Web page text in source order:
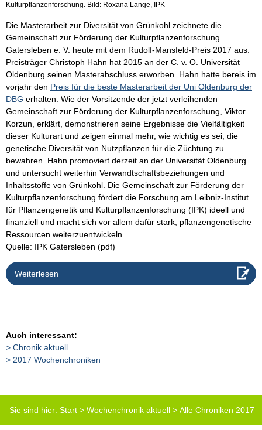
Kulturpflanzenforschung. Bild: Roxana Lange, IPK
Die Masterarbeit zur Diversität von Grünkohl zeichnete die
Gemeinschaft zur Förderung der Kulturpflanzenforschung
Gatersleben e. V. heute mit dem Rudolf-Mansfeld-Preis 2017 aus.
Preisträger Christoph Hahn hat 2015 an der C. v. O. Universität
Oldenburg seinen Masterabschluss erworben. Hahn hatte bereis im
vorjahr den Preis für die beste Masterarbeit der Uni Oldenburg der
DBG erhalten. Wie der Vorsitzende der jetzt verleihenden
Gemeinschaft zur Förderung der Kulturpflanzenforschung, Viktor
Korzun, erklärt, demonstrieren seine Ergebnisse die Vielfältigkeit
dieser Kulturart und zeigen einmal mehr, wie wichtig es sei, die
genetische Diversität von Nutzpflanzen für die Züchtung zu
bewahren. Hahn promoviert derzeit an der Universität Oldenburg
und untersucht weiterhin Verwandtschaftsbeziehungen und
Inhaltsstoffe von Grünkohl. Die Gemeinschaft zur Förderung der
Kulturpflanzenforschung fördert die Forschung am Leibniz-Institut
für Pflanzengenetik und Kulturpflanzenforschung (IPK) ideell und
finanziell und macht sich vor allem dafür stark, pflanzengenetische
Ressourcen weiterzuentwickeln.
Quelle: IPK Gatersleben (pdf)
Weiterlesen
Auch interessant:
Chronik aktuell
2017 Wochenchroniken
Sie sind hier: Start > Wochenchronik aktuell > Alle Chroniken 2017